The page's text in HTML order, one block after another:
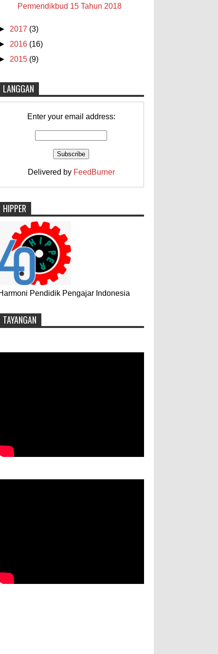
Permendikbud 15 Tahun 2018
► 2017 (3)
► 2016 (16)
► 2015 (9)
LANGGAN
Enter your email address:
Delivered by FeedBurner
HIPPER
Pendidik Pengajar Indonesia
TAYANGAN